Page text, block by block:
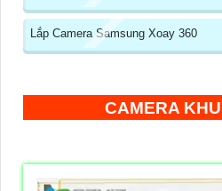
Lắp Camera Samsung Xoay 360
CAMERA